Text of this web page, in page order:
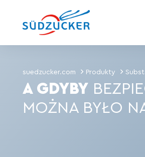
suedzucker.com Produkty
A GDYBY
MOŻNA BYŁO